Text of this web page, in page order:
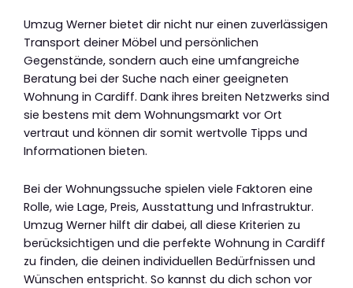
Umzug Werner bietet dir nicht nur einen zuverlässigen
Transport deiner Möbel und persönlichen
Gegenstände, sondern auch eine umfangreiche
Beratung bei der Suche nach einer geeigneten
Wohnung in Cardiff. Dank ihres breiten Netzwerks sind
sie bestens mit dem Wohnungsmarkt vor Ort
vertraut und können dir somit wertvolle Tipps und
Informationen bieten.
Bei der Wohnungssuche spielen viele Faktoren eine
Rolle, wie Lage, Preis, Ausstattung und Infrastruktur.
Umzug Werner hilft dir dabei, all diese Kriterien zu
berücksichtigen und die perfekte Wohnung in Cardiff
zu finden, die deinen individuellen Bedürfnissen und
Wünschen entspricht. So kannst du dich schon vor